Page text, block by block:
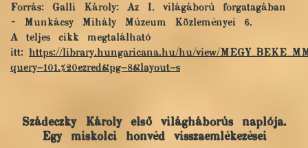
Forrás: Galli Károly: Az I. világáború forgatagában
- Munkácsy Mihály Múzeum Közleményei 6.
A teljes cikk megtalálható
itt: https://library.hungaricana.hu/hu/view/
query=101.%20ezred&pg=8&layout=s
Szádeczky Károly első világháborús naplója.
Egy miskolci honvéd visszaemlékezései